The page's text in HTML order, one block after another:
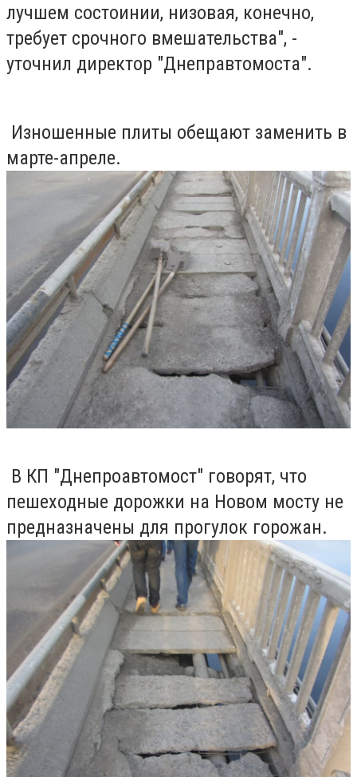
лучшем состоинии, низовая, конечно,
требует срочного вмешательства", -
уточнил директор "Днеправтомоста".
Изношенные плиты обещают заменить в
марте-апреле.
В КП "Днепроавтомост" говорят, что
пешеходные дорожки на Новом мосту не
предназначены для прогулок горожан.